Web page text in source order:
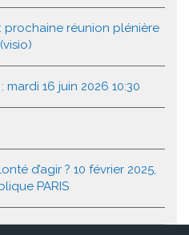
prochaine réunion plénière
mardi 16 juin 2026 10:30
d’agir ? 10 février 2025,
PARIS